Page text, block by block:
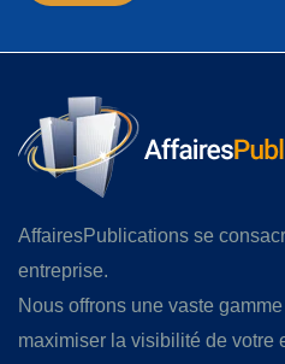
AffairesPublications se
entreprise.
Nous offrons une vaste
maximiser la visibilité de votre